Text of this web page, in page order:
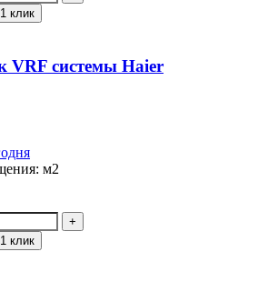
клик
VRF системы Haier
м2
клик